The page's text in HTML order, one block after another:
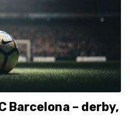
Barcelona – derby,